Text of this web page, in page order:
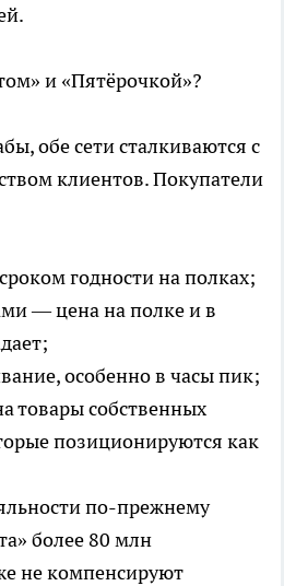
и «Пятёрочкой»?
обе сети сталкиваются с
клиентов. Покупатели
годности на полках;
— цена на полке и в
особенно в часы пик;
товары собственных
позиционируются как
по-прежнему
более 80 млн
не компенсируют